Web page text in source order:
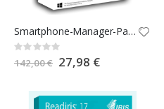
Smartphone-Manager-Paket für Android & iOS.
Rating:
0%
142,00 € Special
Price
27,98 €